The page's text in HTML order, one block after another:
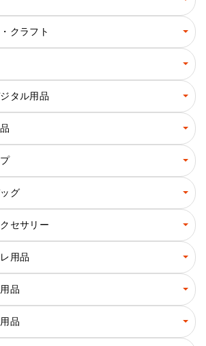
クラフト
タル用品
グ
セサリー
用品
品
品